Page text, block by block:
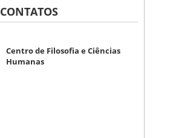
CONTATOS
Centro de Filosofia e Ciências
Humanas